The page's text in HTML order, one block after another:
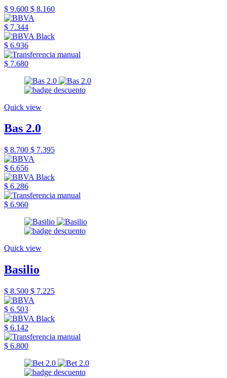
$ 9.600 $ 8.160
$ 7.344
$ 6.936
$ 7.680
Quick view
Bas 2.0
$ 8.700 $ 7.395
$ 6.656
$ 6.286
$ 6.960
Quick view
Basilio
$ 8.500 $ 7.225
$ 6.503
$ 6.142
$ 6.800